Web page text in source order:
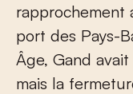
rapprochement
port des Pays-
Âge, Gand
mais la